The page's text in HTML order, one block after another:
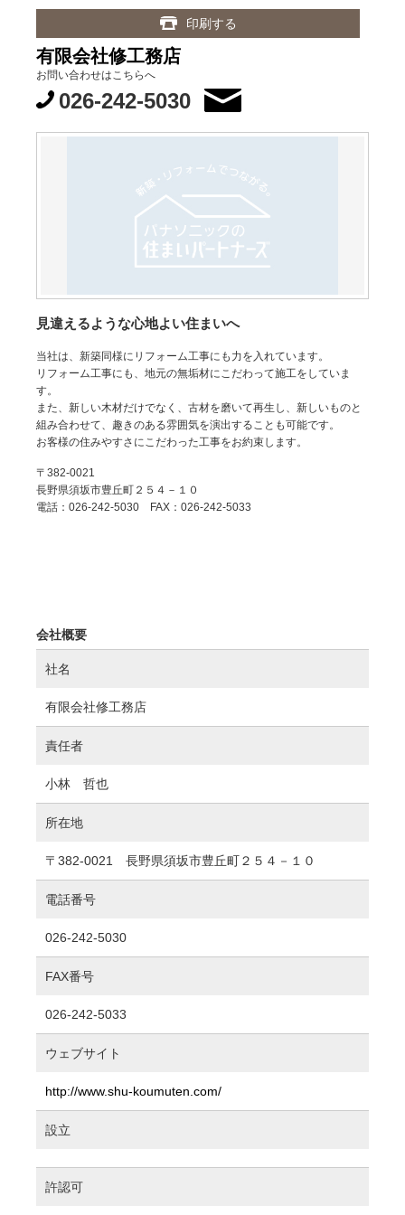
有限会社修工務店
お問い合わせはこちらへ
026-242-5030
見違えるような心地よい住まいへ
当社は、新築同様にリフォーム工事にも力を入れています。
リフォーム工事にも、地元の無垢材にこだわって施工をしていま
す。
また、新しい木材だけでなく、古材を磨いて再生し、新しいものと
組み合わせて、趣きのある雰囲気を演出することも可能です。
お客様の住みやすさにこだわった工事をお約束します。
〒382-0021
長野県須坂市豊丘町２５４－１０
電話：026-242-5030 FAX：026-242-5033
会社概要
社名
有限会社修工務店
責任者
小林 哲也
所在地
〒382-0021 長野県須坂市豊丘町２５４－１０
電話番号
026-242-5030
FAX番号
026-242-5033
ウェブサイト
http://www.shu-koumuten.com/
設立
許認可
印刷する